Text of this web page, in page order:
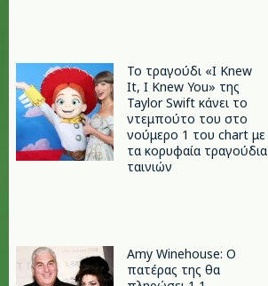
Το τραγούδι «I Knew
It, I Knew You» της
Taylor Swift κάνει το
ντεμπούτο του στο
νούμερο 1 του chart με
τα κορυφαία τραγούδια
ταινιών
Amy Winehouse: Ο
πατέρας της θα